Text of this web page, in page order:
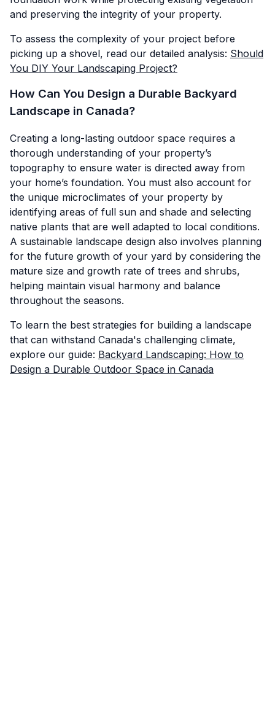
and preserving the integrity of your property.
To assess the complexity of your project before
picking up a shovel, read our detailed analysis: Should
You DIY Your Landscaping Project?
How Can You Design a Durable Backyard
Landscape in Canada?
Creating a long-lasting outdoor space requires a
thorough understanding of your property’s
topography to ensure water is directed away from
your home’s foundation. You must also account for
the unique microclimates of your property by
identifying areas of full sun and shade and selecting
native plants that are well adapted to local conditions.
A sustainable landscape design also involves planning
for the future growth of your yard by considering the
mature size and growth rate of trees and shrubs,
helping maintain visual harmony and balance
throughout the seasons.
To learn the best strategies for building a landscape
that can withstand Canada's challenging climate,
explore our guide: Backyard Landscaping: How to
Design a Durable Outdoor Space in Canada